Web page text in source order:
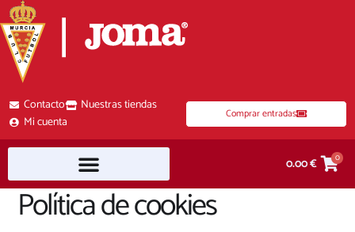
al
contenido
Contacto
Nuestras tiendas
Mi cuenta
Comprar entradas
0.00€ 0
Política de cookies